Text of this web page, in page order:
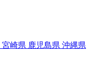
宮崎県 鹿児島県 沖縄県